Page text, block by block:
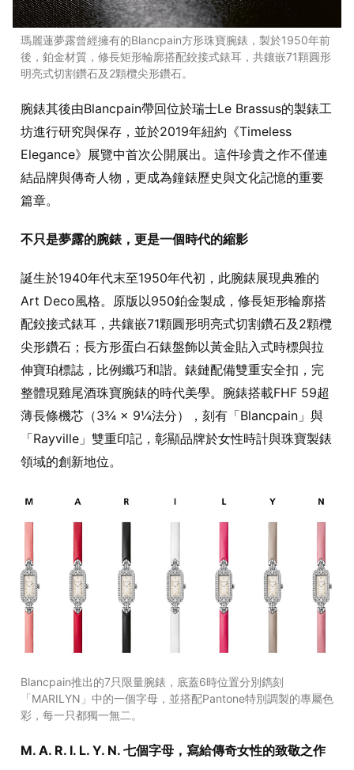
瑪麗蓮夢露曾經擁有的Blancpain方形珠寶腕錶，製於1950年前
後，鉑金材質，修長矩形輪廓搭配鉸接式錶耳，共鑲嵌71顆圓形
明亮式切割鑽石及2顆欖尖形鑽石。
腕錶其後由Blancpain帶回位於瑞士Le Brassus的製錶工
坊進行研究與保存，並於2019年紐約《Timeless
Elegance》展覽中首次公開展出。這件珍貴之作不僅連
結品牌與傳奇人物，更成為鐘錶歷史與文化記憶的重要
篇章。
不只是夢露的腕錶，更是一個時代的縮影
誕生於1940年代末至1950年代初，此腕錶展現典雅的
Art Deco風格。原版以950鉑金製成，修長矩形輪廓搭
配鉸接式錶耳，共鑲嵌71顆圓形明亮式切割鑽石及2顆欖
尖形鑽石；長方形蛋白石錶盤飾以黃金貼入式時標與拉
伸寶珀標誌，比例纖巧和諧。錶鏈配備雙重安全扣，完
整體現雞尾酒珠寶腕錶的時代美學。腕錶搭載FHF 59超
薄長條機芯（3¾ × 9¼法分），刻有「Blancpain」與
「Rayville」雙重印記，彰顯品牌於女性時計與珠寶製錶
領域的創新地位。
Blancpain推出的7只限量腕錶，底蓋6時位置分別鐫刻
「MARILYN」中的一個字母，並搭配Pantone特別調製的專屬色
彩，每一只都獨一無二。
M. A. R. I. L. Y. N. 七個字母，寫給傳奇女性的致敬之作